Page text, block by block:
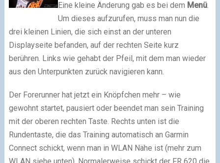
Eine kleine Änderung gab es bei dem Menü.
Um dieses aufzurufen, muss man nun die
drei kleinen Linien, die sich einst an der unteren
Displayseite befanden, auf der rechten Seite kurz
berühren. Links wie gehabt der Pfeil, mit dem man wieder
aus den Unterpunkten zurück navigieren kann.
Der Forerunner hat jetzt ein Knöpfchen mehr – wie
gewohnt startet, pausiert oder beendet man sein Training
mit der oberen rechten Taste. Rechts unten ist die
Rundentaste, die das Training automatisch an Garmin
Connect schickt, wenn man in WLAN Nähe ist (mehr zum